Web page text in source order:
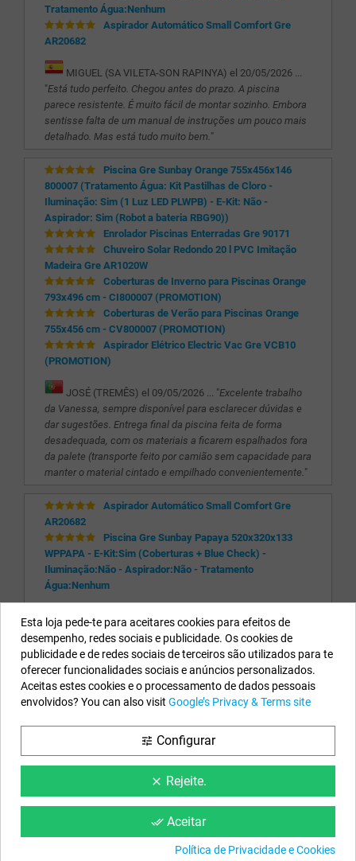
Tratamento Água:Nenhum
Aspirador Automático Small Comfort Gre
AR20682
MIGUEL (SA VILETA-SON RAPINYA) el 20/05/2026 ...
"Está tudo perfeito. Chegou antes do prazo. A piscina
parece resistente. É muito fácil de montar sozinho. Embora
sentisse falta de um manual de instruções um pouco mais
detalhado. Mas está tudo muito bem. "
Piscina Gre Sunbay Orange 755x456x146
800007 (Tratamento Água: Kit Pastilhas de Cloro -
Iluminação: Sim (1 Luz LED PLWPB) - E-Kit: Não -
Aspirador: Sim (Robot a bateria RBG90))
Enrolador Piscinas Enterradas Gre 90171
Chuveiro Solar Redondo 20 l PVC Imitação
Madeira Gre AR1020W
Coberturas de Inverno para Piscinas Orange
793x496 cm - CI800007 (PROMOTION)
Coberturas de Verão para Piscinas Orange
755x456 cm - CV800007 (PROMOTION)
Aspirador Elétrico Electric Vac Gre VCB10
(PROMOTION)
JOSÉ (TREMÊS) el 09/05/2026 ... "Excelente trabalho
da Vanessa, sempre disponível para esclarecer dúvidas e
dar sugestões. Entrega final da piscina feita de forma
desadequada, com os materiais a ficarem espalhados fora
da palete (transporte feito por camião sem capacidade para
manter o material cintado e empilhado convenientemente. "
Aspirador Automático Small Comfort Gre
AR20682
Piscina Gre Sunbay Papaya 520x320x133
WPPAPA - E-Kit:Sim (Coberturas + Blue Check) -
Iluminação:Não - Aspirador:Não - Tratamento
Água:Nenhum
IGOR (CAMPO DE EBRO) el 07/05/2026 ... " Muito
rápidos e prestáveis. É muito fácil falar com eles. Tive um
problema e resolveram-no imediatamente
"
Os Nossos Dados
EYAROC COMPANY SL (PT980718171)
Ligue-nos agora:211 451 553
Segunda a Sexta-feira: 8:30h a 13h e 15h a 17h
Email:info@piscinasdesmontaveis.pt
Esta loja pede-te para aceitares cookies para efeitos de
desempenho, redes sociais e publicidade. Os cookies de
publicidade e de redes sociais de terceiros são utilizados para te
oferecer funcionalidades sociais e anúncios personalizados.
Aceitas estes cookies e o processamento de dados pessoais
envolvidos? You can also visit Google’s Privacy & Terms site
tune Configurar
clear Rejeite.
done_all Aceitar
Política de Privacidade e Cookies